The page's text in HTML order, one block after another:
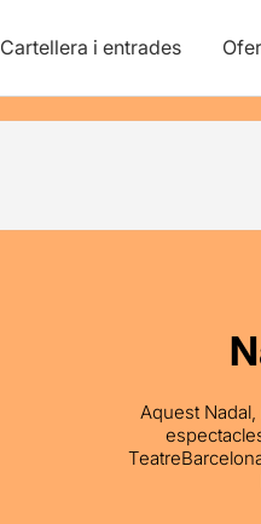
Cartellera i entrades
Aquest